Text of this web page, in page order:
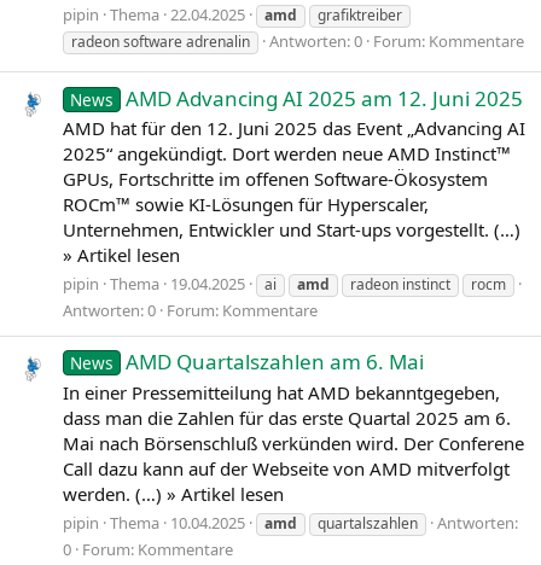
pipin Thema 22.04.2025 amd
grafiktreiber
radeon software adrenalin
Antworten: 0 Forum: Kommentare
News AMD Advancing AI 2025 am 12. Juni 2025
AMD hat für den 12. Juni 2025 das Event „Advancing AI
2025“ angekündigt. Dort werden neue AMD Instinct™
GPUs, Fortschritte im offenen Software-Ökosystem
ROCm™ sowie KI-Lösungen für Hyperscaler,
Unternehmen, Entwickler und Start-ups vorgestellt. (…)
» Artikel lesen
pipin Thema 19.04.2025 ai amd radeon instinct rocm
Antworten: 0 Forum: Kommentare
News AMD Quartalszahlen am 6. Mai
In einer Pressemitteilung hat AMD bekanntgegeben,
dass man die Zahlen für das erste Quartal 2025 am 6.
Mai nach Börsenschluß verkünden wird. Der Conferene
Call dazu kann auf der Webseite von AMD mitverfolgt
werden. (…) » Artikel lesen
pipin Thema 10.04.2025 amd quartalszahlen
Antworten:
0 Forum: Kommentare